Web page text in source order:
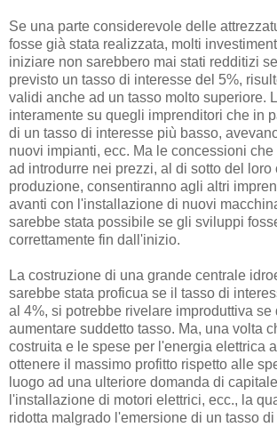
Se una parte considerevole delle
fosse già stata realizzata, molti
iniziare non sarebbero mai stati redditizi
previsto un tasso di interesse del 5%,
validi anche ad un tasso molto superiore.
interamente su quegli imprenditori che in
di un tasso di interesse più basso,
nuovi impianti, ecc. Ma le concessioni che
ad introdurre nei prezzi, al di sotto del loro
produzione, consentiranno agli altri
avanti con l'installazione di nuovi
sarebbe stata possibile se gli sviluppi
correttamente fin dall'inizio.
La costruzione di una grande centrale
sarebbe stata proficua se il tasso di
al 4%, si potrebbe rivelare improduttiva se
aumentare suddetto tasso. Ma, una volta
costruita e le spese per l'energia elettrica
ottenere il massimo profitto rispetto alle
luogo ad una ulteriore domanda di
l'installazione di motori elettrici, ecc., la
ridotta malgrado l'emersione di un tasso